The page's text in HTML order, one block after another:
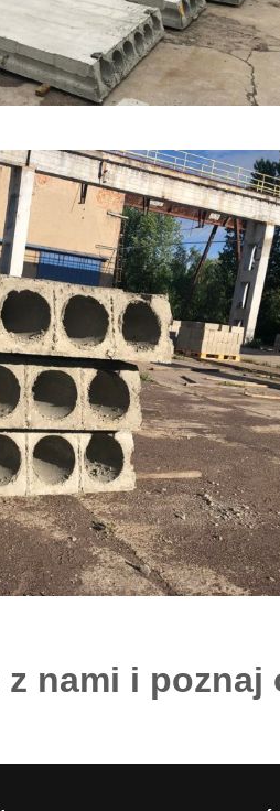
nami i poznaj